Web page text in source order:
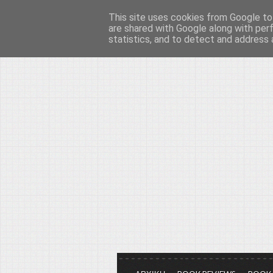
Το μεγαλείο των
Είμαστε πάντα εδώ για να μιλάμε
This site uses cookies from Google
are shared with Google along with
statistics, and to detect and address